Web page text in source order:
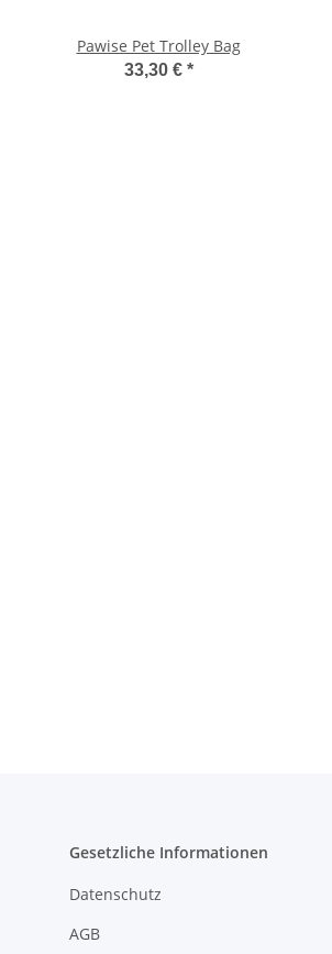
Pawise Pet Trolley Bag
33,30 € *
Gesetzliche Informationen
Datenschutz
AGB